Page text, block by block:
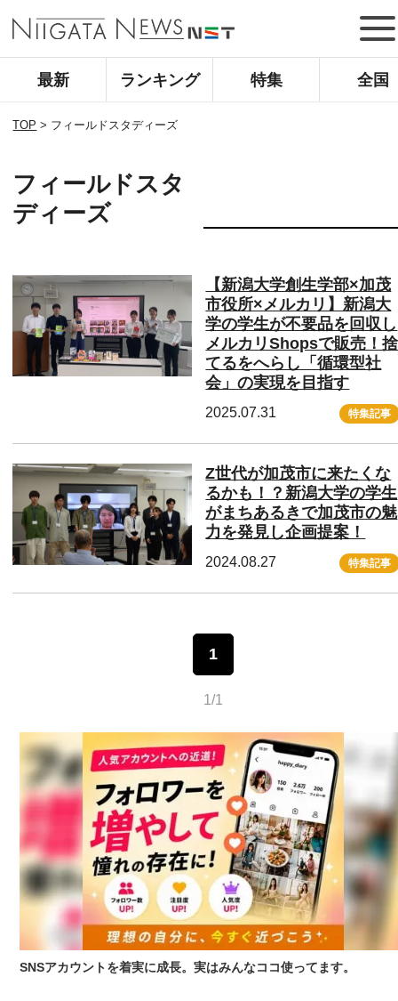
最新 ランキング 特集 全国
TOP > フィールドスタディーズ
フィールドスタ
ディーズ
【新潟大学創生学部×加茂
市役所×メルカリ】新潟大
学の学生が不要品を回収し
メルカリShopsで販売！捨
てるをへらし「循環型社
会」の実現を目指す
2025.07.31 特集記事
Z世代が加茂市に来たくな
るかも！？新潟大学の学生
がまちあるきで加茂市の魅
力を発見し企画提案！
2024.08.27 特集記事
1
1/1
SNSアカウントを着実に成長。実はみんなココ使ってます。